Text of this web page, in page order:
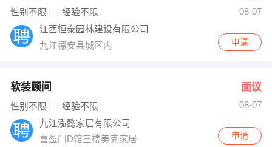
性别不限 经验不限
08-07
江西恒泰园林建设有限公司
九江德安县城区内
申请
软装顾问 面议
性别不限 经验不限
08-07
九江泓懿家居有限公司
喜盈门D馆三楼美克家居
申请